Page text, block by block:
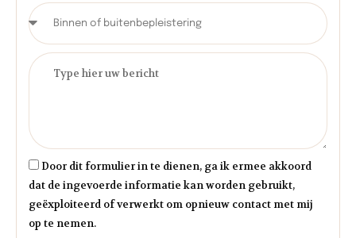
Door dit formulier in te dienen, ga ik ermee akkoord
dat de ingevoerde informatie kan worden gebruikt,
geëxploiteerd of verwerkt om opnieuw contact met mij
op te nemen.